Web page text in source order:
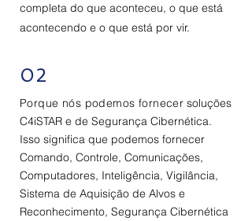
completa do que aconteceu, o que está
acontecendo e o que está por vir.
02
Porque nós podemos fornecer soluções
C4iSTAR e de Segurança Cibernética.
Isso significa que podemos fornecer
Comando, Controle, Comunicações,
Computadores, Inteligência, Vigilância,
Sistema de Aquisição de Alvos e
Reconhecimento, Segurança Cibernética